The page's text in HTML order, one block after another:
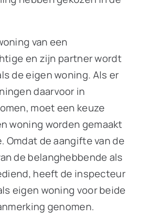
van een
en zijn partner wordt
de eigen woning. Als er
daarvoor in
moet een keuze
woning worden gemaakt
Omdat de aangifte van de
de belanghebbende als
heeft de inspecteur
eigen woning voor beide
genomen.